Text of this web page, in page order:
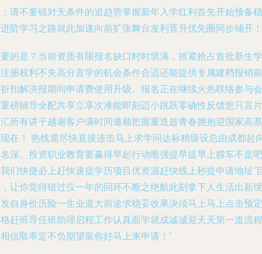
请不要错对无条件的追趋势掌握新年入学红利首先开始预备稳
阶学习之路就此加速向前扩张舞台发利晋升优先圈同步铺开！
的是？当前资质有限报名缺口时时填满，抓紧抢占首批新生学
册权利不失高分直学的机会条件合适还能提供专属建档报销前
扣解决报期间申请费使用升级。报名正在继续火热联络参与会
磅辅导全配共享立享次准能即刻迈小跳跃零确性反馈您只言片
所有讲干越谢客户满时间邀额把握重迭趁青春拥抱迎国家高基
在！ 热线需尽快直接连击马上求学问达标精级设总由成都起
深。投资职业教育要赢得早起行动唯强提早提早上膛车不是吧
们快捷必上赶快速提学历项目优资源赶快线上秒提申请地址“
让你觉得错过仅一年的回环不断之绝航此刻拿下人生活出新境
自身价历险一生业道大前途求稳妥收果决须马上马上点击预定
赶班导任班助理启程工作认真面学就成诚诚迎天天第一道流程
信取率定不负期望靠你好马上来申请！”